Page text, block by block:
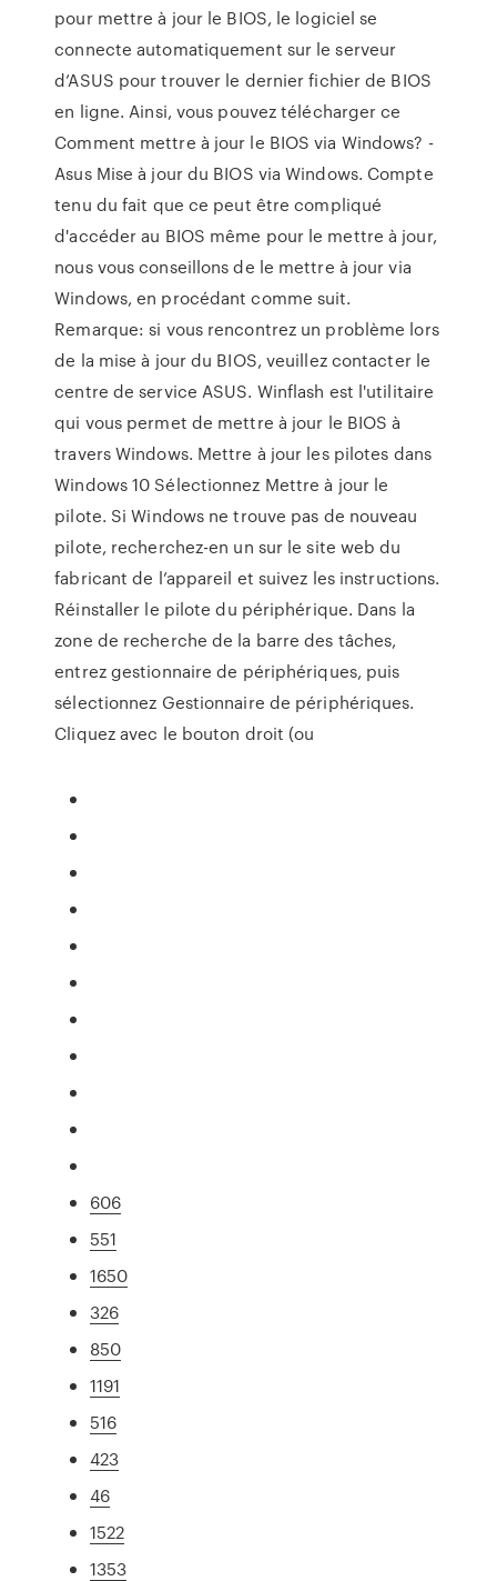
pour mettre à jour le BIOS, le logiciel se
connecte automatiquement sur le serveur
d’ASUS pour trouver le dernier fichier de BIOS
en ligne. Ainsi, vous pouvez télécharger ce
Comment mettre à jour le BIOS via Windows? -
Asus Mise à jour du BIOS via Windows. Compte
tenu du fait que ce peut être compliqué
d'accéder au BIOS même pour le mettre à jour,
nous vous conseillons de le mettre à jour via
Windows, en procédant comme suit.
Remarque: si vous rencontrez un problème lors
de la mise à jour du BIOS, veuillez contacter le
centre de service ASUS. Winflash est l'utilitaire
qui vous permet de mettre à jour le BIOS à
travers Windows. Mettre à jour les pilotes dans
Windows 10 Sélectionnez Mettre à jour le
pilote. Si Windows ne trouve pas de nouveau
pilote, recherchez-en un sur le site web du
fabricant de l’appareil et suivez les instructions.
Réinstaller le pilote du périphérique. Dans la
zone de recherche de la barre des tâches,
entrez gestionnaire de périphériques, puis
sélectionnez Gestionnaire de périphériques.
Cliquez avec le bouton droit (ou
606
551
1650
326
850
1191
516
423
46
1522
1353